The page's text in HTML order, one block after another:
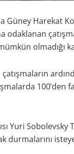
Güney Harekat
odaklanan
olmadığı
çatışmaların
Yuri
durmalarını